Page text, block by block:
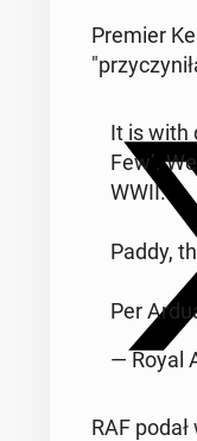
Premier
It is with
Few’.
WWII.
Paddy,
Per
— Royal
RAF